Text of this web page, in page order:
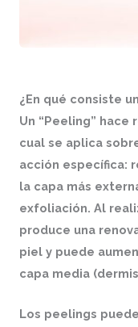
¿En qué consiste
Un “Peeling”
cual se aplica
acción específica:
la capa más
exfoliación. Al
produce una
piel y puede
capa media
Los peelings